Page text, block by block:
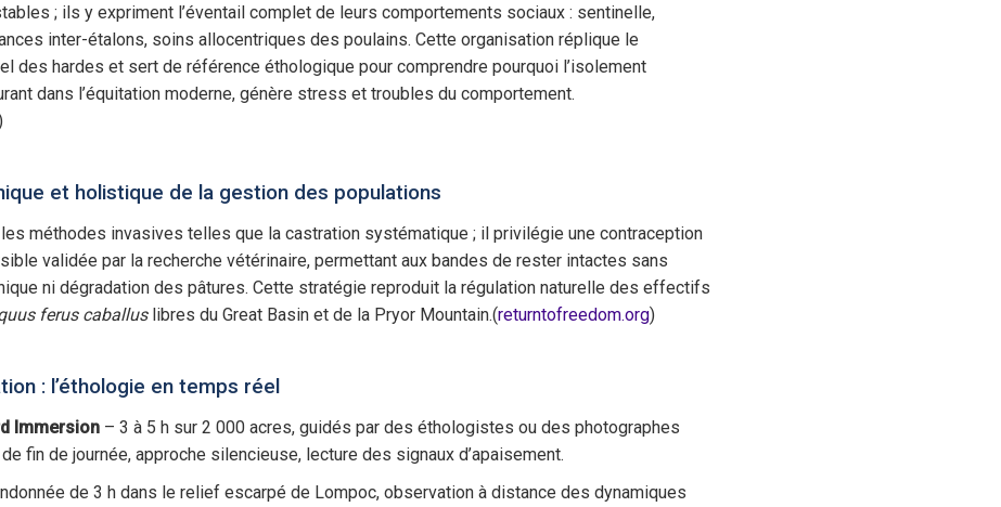
; ils y expriment l’éventail complet de leurs comportements sociaux : sentinelle,
inter-étalons, soins allocentriques des poulains. Cette organisation réplique le
des hardes et sert de référence éthologique pour comprendre pourquoi l’isolement
dans l’équitation moderne, génère stress et troubles du comportement.
et holistique de la gestion des populations
méthodes invasives telles que la castration systématique ; il privilégie une contraception
validée par la recherche vétérinaire, permettant aux bandes de rester intactes sans
ni dégradation des pâtures. Cette stratégie reproduit la régulation naturelle des effectifs
ferus caballuslibres du Great Basin et de la Pryor Mountain.(returntofreedom.org)
: l’éthologie en temps réel
Immersion – 3 à 5 h sur 2 000 acres, guidés par des éthologistes ou des photographes
fin de journée, approche silencieuse, lecture des signaux d’apaisement.
de 3 h dans le relief escarpé de Lompoc, observation à distance des dynamiques